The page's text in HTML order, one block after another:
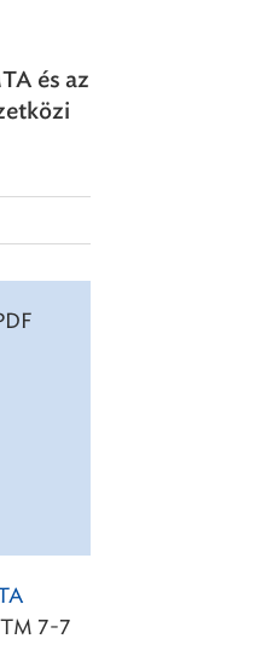
és az
7-7